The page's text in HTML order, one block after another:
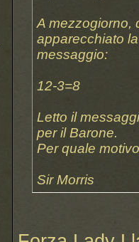
A mezzogiorno,
apparecchiato
messaggio:
12-3=8
Letto il
per il Barone.
Per quale
Sir Morris